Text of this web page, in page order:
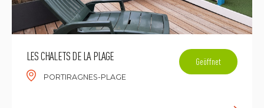
LES CHALETS DE LA PLAGE
PORTIRAGNES-PLAGE
Geöffnet